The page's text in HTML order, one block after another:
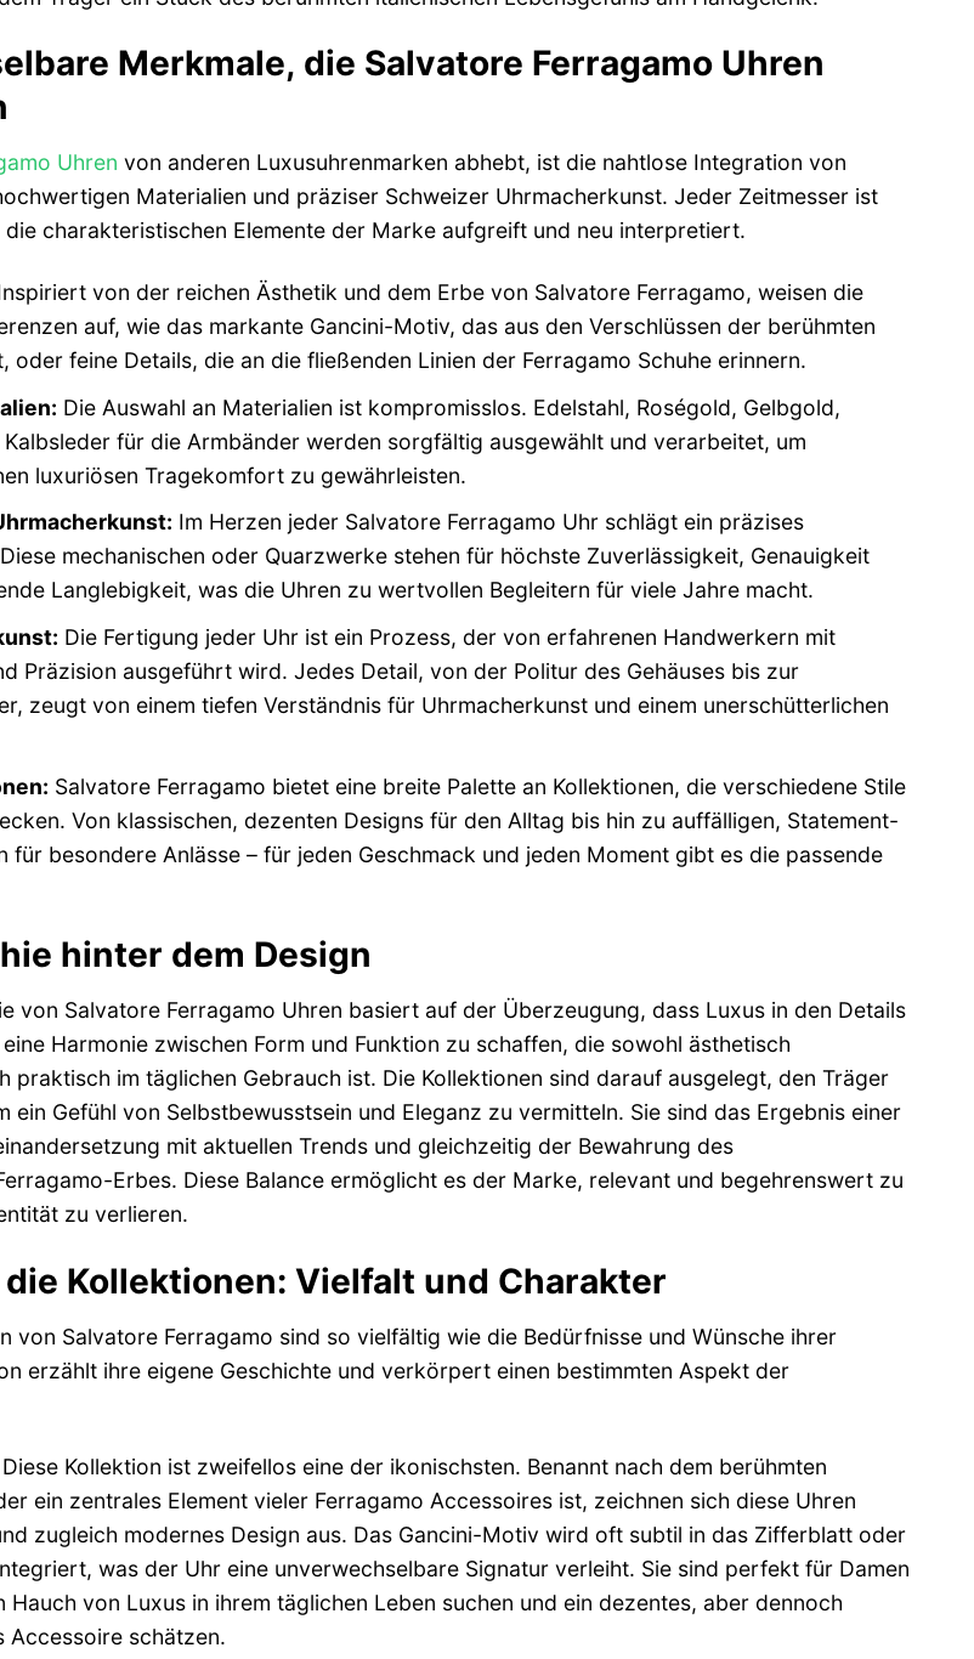
Merkmale, die Salvatore Ferragamo Uhren
Uhren von anderen Luxusuhrenmarken abhebt, ist die nahtlose Integration von
Materialien und präziser Schweizer Uhrmacherkunst. Jeder Zeitmesser ist
charakteristischen Elemente der Marke aufgreift und neu interpretiert.
von der reichen Ästhetik und dem Erbe von Salvatore Ferragamo, weisen die
auf, wie das markante Gancini-Motiv, das aus den Verschlüssen der berühmten
oder feine Details, die an die fließenden Linien der Ferragamo Schuhe erinnern.
Die Auswahl an Materialien ist kompromisslos. Edelstahl, Roségold, Gelbgold,
Kalbsleder für die Armbänder werden sorgfältig ausgewählt und verarbeitet, um
luxuriösen Tragekomfort zu gewährleisten.
Im Herzen jeder Salvatore Ferragamo Uhr schlägt ein präzises
mechanischen oder Quarzwerke stehen für höchste Zuverlässigkeit, Genauigkeit
Langlebigkeit, was die Uhren zu wertvollen Begleitern für viele Jahre macht.
Die Fertigung jeder Uhr ist ein Prozess, der von erfahrenen Handwerkern mit
Präzision ausgeführt wird. Jedes Detail, von der Politur des Gehäuses bis zur
zeugt von einem tiefen Verständnis für Uhrmacherkunst und einem unerschütterlichen
Salvatore Ferragamo bietet eine breite Palette an Kollektionen, die verschiedene Stile
Von klassischen, dezenten Designs für den Alltag bis hin zu auffälligen, Statement-
für besondere Anlässe – für jeden Geschmack und jeden Moment gibt es die passende
hinter dem Design
von Salvatore Ferragamo Uhren basiert auf der Überzeugung, dass Luxus in den Details
Harmonie zwischen Form und Funktion zu schaffen, die sowohl ästhetisch
praktisch im täglichen Gebrauch ist. Die Kollektionen sind darauf ausgelegt, den Träger
ein Gefühl von Selbstbewusstsein und Eleganz zu vermitteln. Sie sind das Ergebnis einer
mit aktuellen Trends und gleichzeitig der Bewahrung des
Erbes. Diese Balance ermöglicht es der Marke, relevant und begehrenswert zu
zu verlieren.
Kollektionen: Vielfalt und Charakter
von Salvatore Ferragamo sind so vielfältig wie die Bedürfnisse und Wünsche ihrer
erzählt ihre eigene Geschichte und verkörpert einen bestimmten Aspekt der
Diese Kollektion ist zweifellos eine der ikonischsten. Benannt nach dem berühmten
ein zentrales Element vieler Ferragamo Accessoires ist, zeichnen sich diese Uhren
zugleich modernes Design aus. Das Gancini-Motiv wird oft subtil in das Zifferblatt oder
was der Uhr eine unverwechselbare Signatur verleiht. Sie sind perfekt für Damen
Hauch von Luxus in ihrem täglichen Leben suchen und ein dezentes, aber dennoch
Accessoire schätzen.